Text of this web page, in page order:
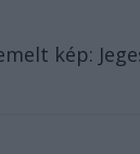
kép: